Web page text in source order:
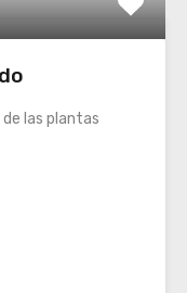
las plantas